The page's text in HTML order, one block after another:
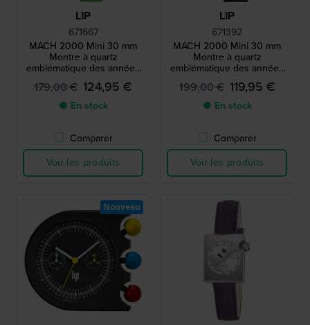
LIP
671667
MACH 2000 Mini 30 mm
Montre à quartz
emblématique des années
1970 avec boîtier
asymétrique
179,00 € 124,95 €
● En stock
Comparer
Voir les produits
LIP
671392
MACH 2000 Mini 30 mm
Montre à quartz
emblématique des années
1970 avec boîtier
asymétrique
199,00 € 119,95 €
● En stock
Comparer
Voir les produits
Nouveau